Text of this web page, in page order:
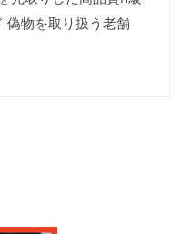
偽物を取り扱う老舗